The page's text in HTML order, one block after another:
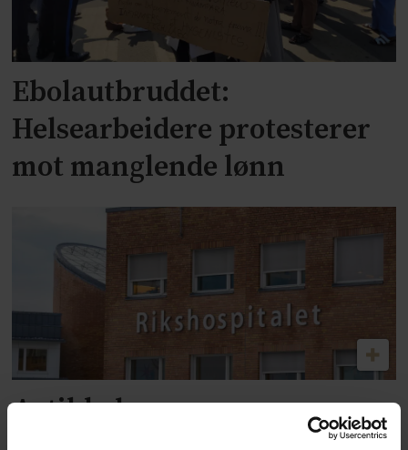
Ebolautbruddet:
Helsearbeidere protesterer
mot manglende lønn
Artikkel om